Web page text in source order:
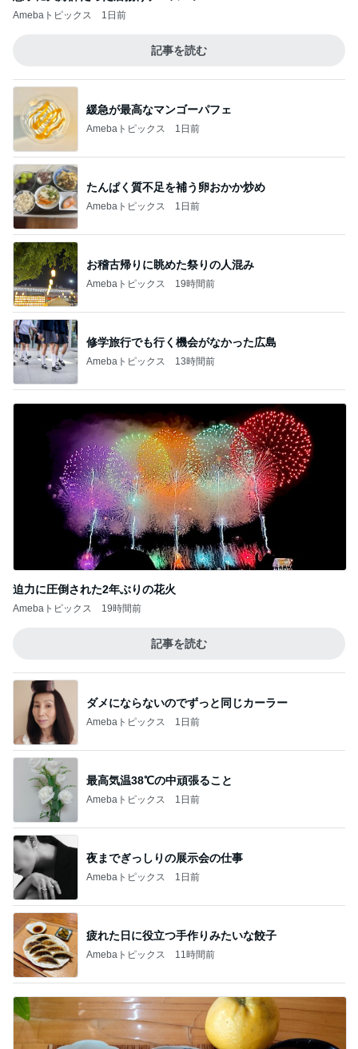
Amebaトピックス 1日前
記事を読む
緩急が最高なマンゴーパフェ
Amebaトピックス 1日前
たんぱく質不足を補う卵おかか炒め
Amebaトピックス 1日前
お稽古帰りに眺めた祭りの人混み
Amebaトピックス 19時間前
修学旅行でも行く機会がなかった広島
Amebaトピックス 13時間前
迫力に圧倒された2年ぶりの花火
Amebaトピックス 19時間前
記事を読む
ダメにならないのでずっと同じカーラー
Amebaトピックス 1日前
最高気温38℃の中頑張ること
Amebaトピックス 1日前
夜までぎっしりの展示会の仕事
Amebaトピックス 1日前
疲れた日に役立つ手作りみたいな餃子
Amebaトピックス 11時間前